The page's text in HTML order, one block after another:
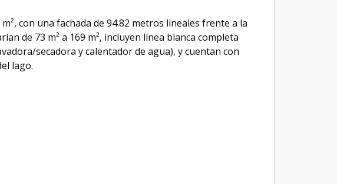
con una fachada de 94.82 metros lineales frente a la
de 73 m² a 169 m², incluyen línea blanca completa
secadora y calentador de agua), y cuentan con
lago.